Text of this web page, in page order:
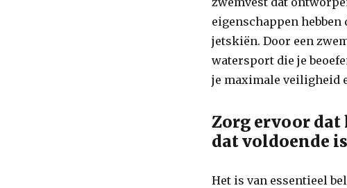
eigenschappen
jetskiën. Door een
watersport die je
je maximale veiligheid
Zorg ervoor
dat voldoende
Het is van essentieel